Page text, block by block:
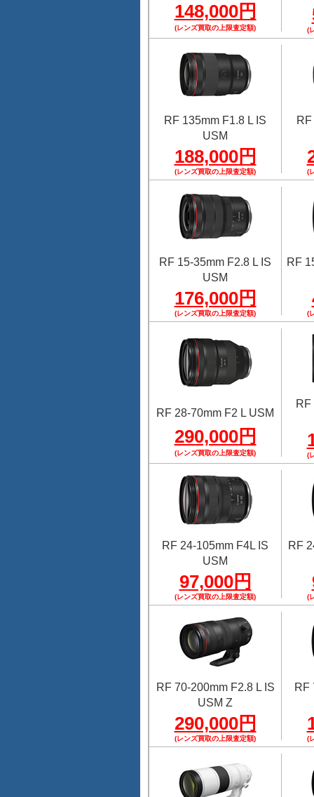
148,000円
(レンズ買取の上限査定額) (
RF 135mm F1.8 L IS
USM
188,000円
(レンズ買取の上限査定額) (
RF 15-35mm F2.8 L IS
USM
176,000円
(レンズ買取の上限査定額)
RF
(
RF 28-70mm F2 L USM
290,000円
(レンズ買取の上限査定額)
RF
(
RF 24-105mm F4L IS
USM
97,000円
(レンズ買取の上限査定額)
RF
(
RF 70-200mm F2.8 L IS
USM Z
290,000円
(レンズ買取の上限査定額)
RF
(